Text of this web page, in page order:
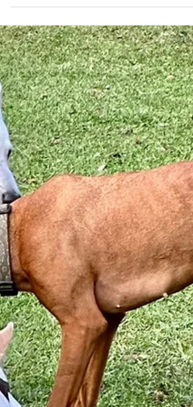
Happy Birthday Bayka Heute bist du 12 Jahre
alt! 12 Jahre… Ich staune, kann es irgendwie
gar nicht recht fassen. Eben warst du doch...